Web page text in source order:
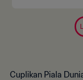
Cuplikan Piala